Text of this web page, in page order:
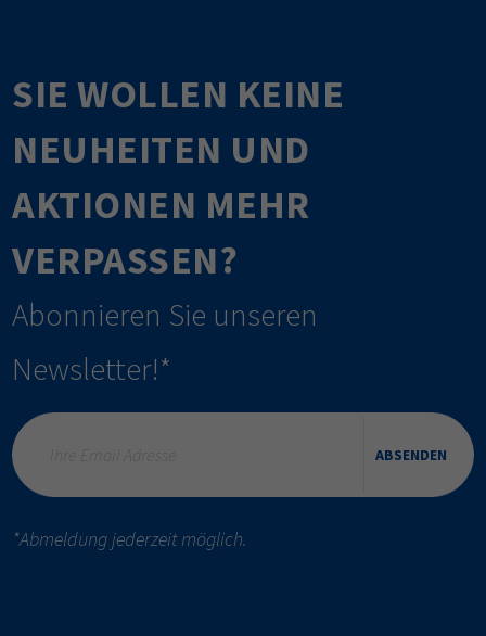
SIE WOLLEN KEINE
NEUHEITEN UND
AKTIONEN MEHR
VERPASSEN?
Abonnieren Sie unseren
Newsletter!*
ABSENDEN
*Abmeldung jederzeit möglich.